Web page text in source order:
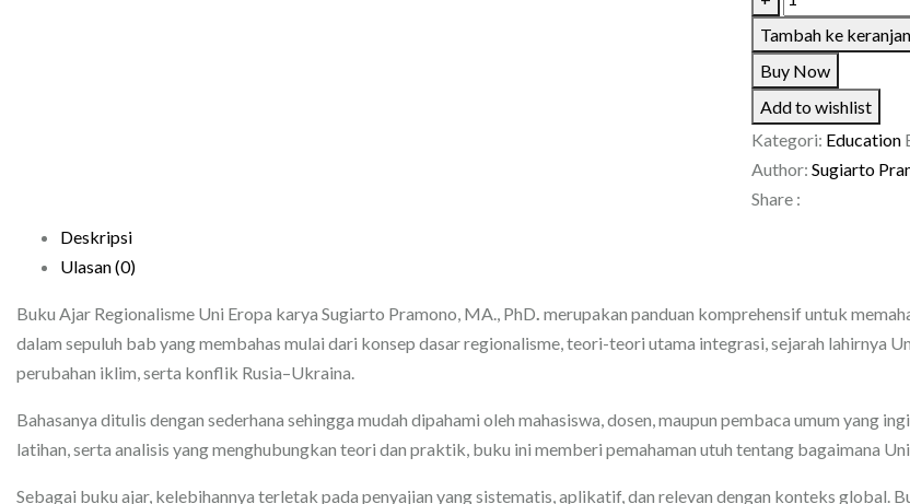
BUKU
AJAR
REGIONALISME
UNI
EROPA
Tambah ke
Buy Now
Add to wishlist
Kategori: Education
Author: Sugiarto
Share :
Deskripsi
Ulasan (0)
Buku Ajar Regionalisme Uni Eropa karya Sugiarto Pramono, MA., PhD. merupakan panduan komprehensif untuk
dalam sepuluh bab yang membahas mulai dari konsep dasar regionalisme, teori-teori utama integrasi, sejarah lahirnya
perubahan iklim, serta konflik Rusia–Ukraina.
Bahasanya ditulis dengan sederhana sehingga mudah dipahami oleh mahasiswa, dosen, maupun pembaca umum yang
latihan, serta analisis yang menghubungkan teori dan praktik, buku ini memberi pemahaman utuh tentang bagaimana
Sebagai buku ajar, kelebihannya terletak pada penyajian yang sistematis, aplikatif, dan relevan dengan konteks global.